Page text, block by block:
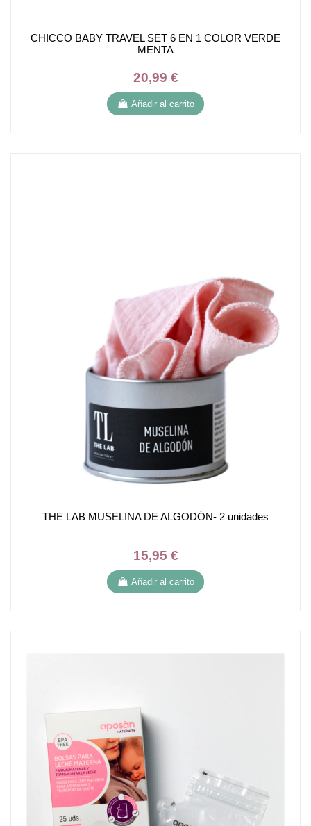
CHICCO BABY TRAVEL SET 6 EN 1 COLOR VERDE
MENTA
20,99 €
Añadir al carrito
THE LAB MUSELINA DE ALGODÓN- 2 unidades
15,95 €
Añadir al carrito